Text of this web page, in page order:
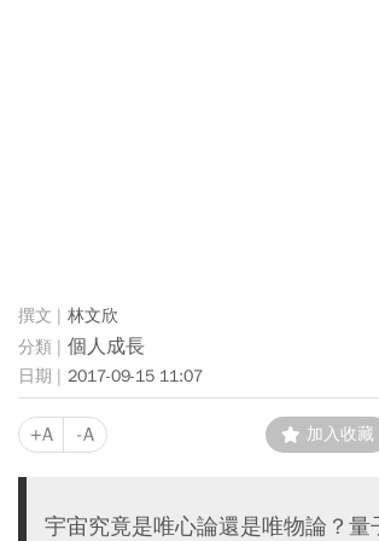
林文欣
個人成長
2017-09-15 11:07
+A -A 加入收藏
宇宙究竟是唯心論還是唯物論？量